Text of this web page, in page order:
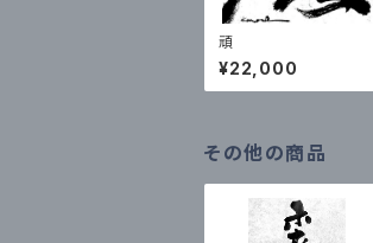
頑
¥22,000
その他の商品